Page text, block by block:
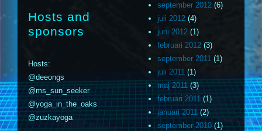
Hosts and
sponsors
Hosts:
@deeongs
@ms_sun_seeker
@yoga_in_the_oaks
@zuzkayoga
september 2012 (6)
juli 2012 (4)
juni 2012 (1)
februari 2012 (3)
september 2011 (1)
juli 2011 (1)
maj 2011 (3)
februari 2011(1)
januari 2011(2)
september 2010(1)